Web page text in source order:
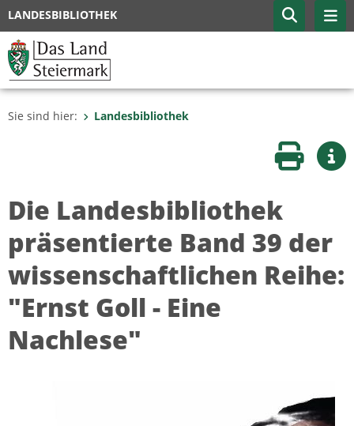
LANDESBIBLIOTHEK
Sie sind hier: Landesbibliothek
Seite
Die Landesbibliothek
präsentierte Band 39 der
wissenschaftlichen Reihe:
"Ernst Goll - Eine
Nachlese"